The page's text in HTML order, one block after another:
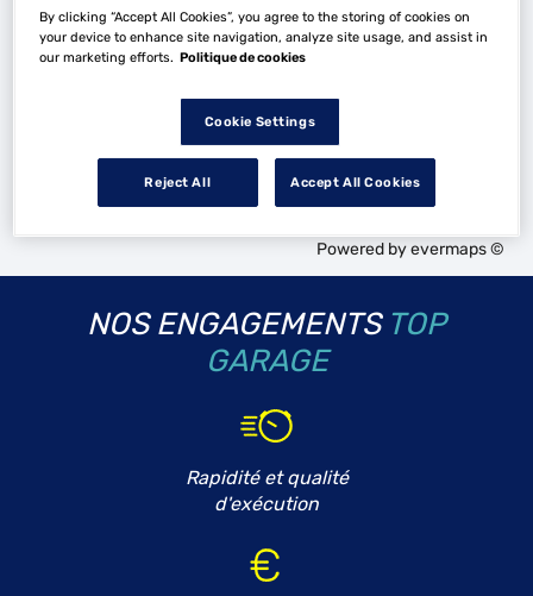
Les Top Garage dans les villes à proximité
Powered byevermaps ©
NOS ENGAGEMENTS TOP
GARAGE
Rapidité et qualité
d'exécution
By clicking “Accept All Cookies”, you agree to the storing of cookies on
your device to enhance site navigation, analyze site usage, and assist in
our marketing efforts. Politique de cookies
Cookie Settings
Reject All Accept All Cookies